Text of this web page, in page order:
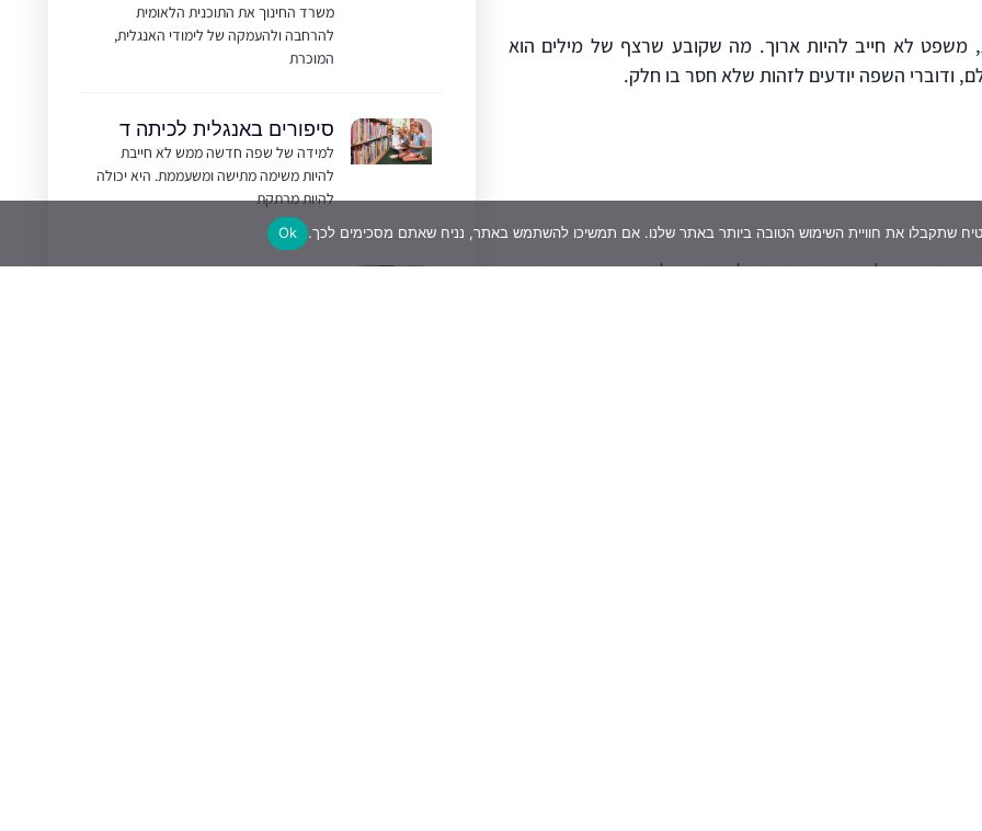
משפט לא חייב להיות ארוך. מה שקובע שרצף של מילים הוא
השפה יודעים לזהות שלא חסר בו חלק.
באנגלית, כמו בעברית, למיקומו של הפסיק השפעה רבה
משרד החינוך את התוכנית הלאומית
להרחבה ולהעמקה של לימודי האנגלית,
המוכרת
סיפורים באנגלית לכיתה ד
למידה של שפה חדשה ממש לא חייבת
להיות משימה מתישה ומשעממת. היא יכולה
להיות מרתקת
Ok